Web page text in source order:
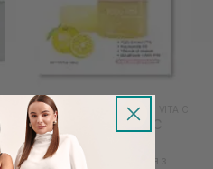
LALARECIPE LALARECIPE YUZU VITA C
LALARECIPE Yuzu Vita C
Ampoule Pad 2 шт
Вітамінні педи для обличчя з